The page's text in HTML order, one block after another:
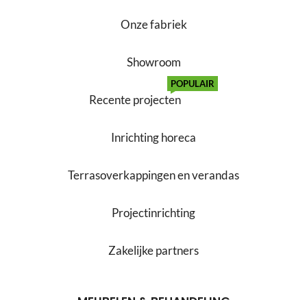
Onze fabriek
Showroom
Recente projecten
POPULAIR
Inrichting horeca
Terrasoverkappingen en verandas
Projectinrichting
Zakelijke partners